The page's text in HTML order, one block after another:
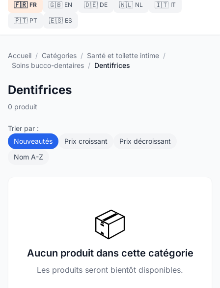
🇫🇷 FR 🇬🇧 EN 🇩🇪 DE 🇳🇱 NL 🇮🇹 IT
🇵🇹 PT 🇪🇸 ES
Accueil / Catégories / Santé et toilette intime /
Soins bucco-dentaires / Dentifrices
Dentifrices
0 produit
Trier par :
Nouveautés
Prix croissant
Prix décroissant
Nom A-Z
📦
Aucun produit dans cette catégorie
Les produits seront bientôt disponibles.